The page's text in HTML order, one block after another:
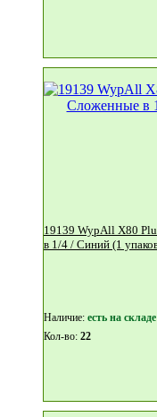
19139 WypAll X80 Plus Протирочный материал - Сложенные
Наличие: eсть на складе
Кол-во: 22